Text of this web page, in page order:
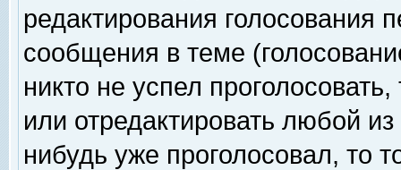
редактирования голосования
сообщения в теме
никто не успел
или отредактировать любой
нибудь уже проголосовал, то